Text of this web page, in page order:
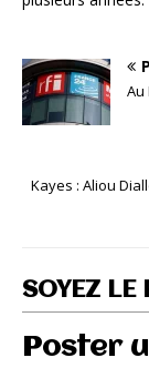
Au
Kayes : Aliou
SOYEZ LE
Poster